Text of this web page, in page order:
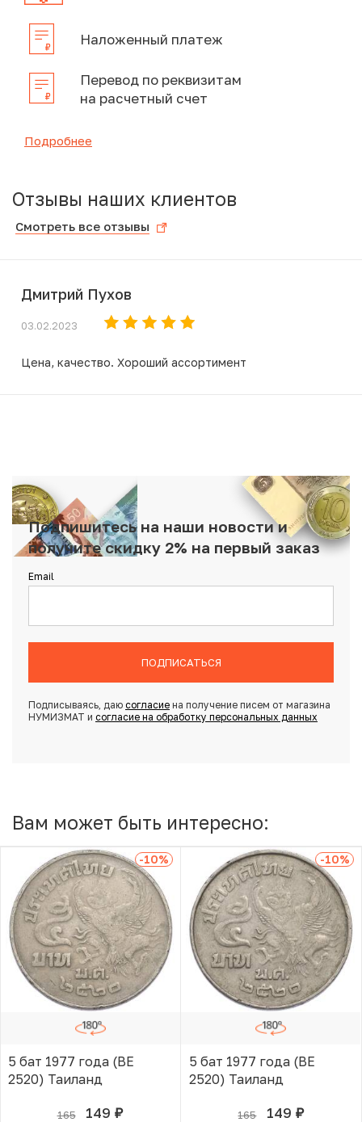
Наложенный платеж
Перевод по реквизитам
на расчетный счет
Подробнее
Отзывы наших клиентов
Смотреть все отзывы
Дмитрий Пухов
03.02.2023
Цена, качество. Хороший ассортимент
Подпишитесь на наши новости и
получите скидку 2% на первый заказ
Email
ПОДПИСАТЬСЯ
Подписываясь, даю согласиена получение писем от магазина
НУМИЗМАТ и согласие на обработку персональных данных
Вам может быть интересно:
-10%
5 бат 1977 года (BE
2520) Таиланд
165 149 руб.
В КОРЗИНЕ
-10%
5 бат 1977 года (BE
2520) Таиланд
165 149 руб.
В КОРЗИНЕ